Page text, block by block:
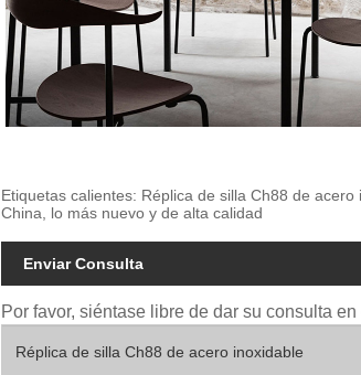
Etiquetas calientes: Réplica de silla Ch88 de
China, lo más nuevo y de alta calidad
Enviar Consulta
Por favor, siéntase libre de dar su consulta